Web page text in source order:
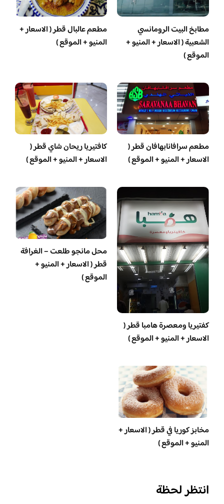
مطابخ البيت الرومانسي
الشعبية ( الاسعار + المنيو +
الموقع )
مطعم عالبال قطر ( الاسعار +
المنيو + الموقع )
مطعم سرافانابهافان قطر (
الاسعار + المنيو + الموقع )
كافتيريا ريحان شاي قطر (
الاسعار + المنيو + الموقع )
‏كفتيريا ومعصرة هامبا قطر (
الاسعار + المنيو + الموقع )
محل مانجو طلعت – الغرافة
قطر ( الاسعار + المنيو +
الموقع )
مخابز كوريا في قطر ( الاسعار +
المنيو + الموقع )
انتظر لحظة